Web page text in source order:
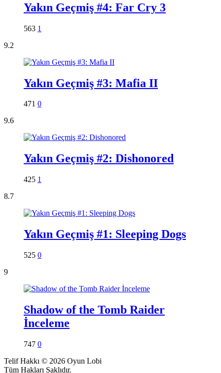
Yakın Geçmiş #4: Far Cry 3
563 1
9.2
Yakın Geçmiş #3: Mafia II
471 0
9.6
Yakın Geçmiş #2: Dishonored
425 1
8.7
Yakın Geçmiş #1: Sleeping Dogs
525 0
9
Shadow of the Tomb Raider
İnceleme
747 0
Telif Hakkı © 2026 Oyun Lobi
Tüm Hakları Saklıdır.